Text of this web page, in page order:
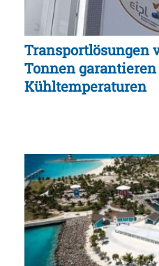
Transportlösungen
Tonnen
Kühltemperaturen